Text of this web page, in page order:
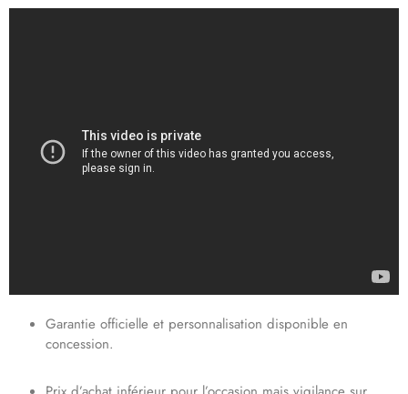
Garantie officielle et personnalisation disponible en
concession.